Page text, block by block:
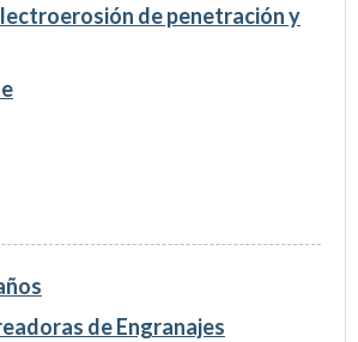
de penetración y
de Engranajes